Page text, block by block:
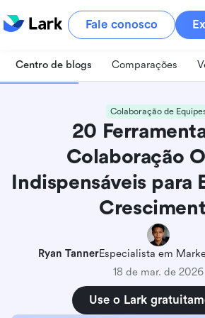
Fale conosco
Centro de blogs Comparações
Colaboração de
20
Colaboração
Indispensáveis para
Ryan TannerEspecialista em
18 de mar. de 2026
Use o Lark